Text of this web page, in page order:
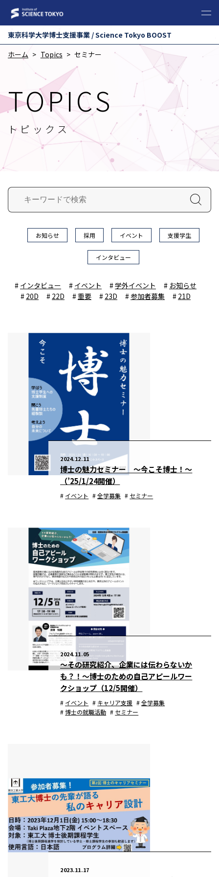
東京科学⼤学博⼠⽀援事業 / Science Tokyo BOOST
ホーム
Topics セミナー
TOPICS
トピックス
お知らせ 採用 イベント 支援学生
インタビュー
インタビュー イベント 学外イベント
お知らせ
20D
22D 重要 23D 参加者募集 21D
2024.12.11
博士の魅力セミナー ～今こそ博士！～
（’25/1/24開催）
イベント 全学募集 セミナー
2024.11.05
～その研究紹介、企業には伝わらないか
も？！～博士のための自己アピールワー
クショップ（12/5開催）
イベント キャリア支援
全学募集
博士の就職活動
セミナー
2023.11.17